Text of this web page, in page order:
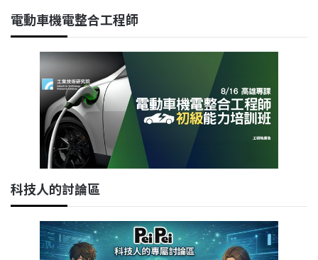
電動車機電整合工程師
科技人的討論區